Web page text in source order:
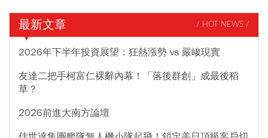
最新文章 / HOT NEWS /
2026年下半年投資展望：狂熱漲勢 vs 嚴峻現實
友達二把手柯富仁裸辭內幕！「落後群創」成最後稻
草？
2026前進大南方論壇